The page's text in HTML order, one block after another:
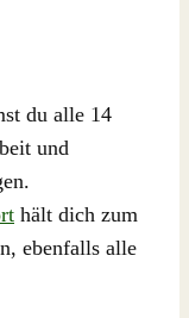
du alle 14
und
hält dich zum
ebenfalls alle